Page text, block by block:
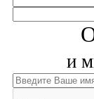
и